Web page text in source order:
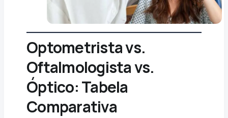
Optometrista vs.
Oftalmologista vs.
Óptico: Tabela
Comparativa